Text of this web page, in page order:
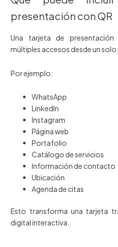
presentación con QR
Una tarjeta de
múltiples accesos desde un solo
Por ejemplo:
WhatsApp
LinkedIn
Instagram
Página web
Portafolio
Catálogo de servicios
Información de contacto
Ubicación
Agenda de citas
Esto transforma una tarjeta
digital interactiva.